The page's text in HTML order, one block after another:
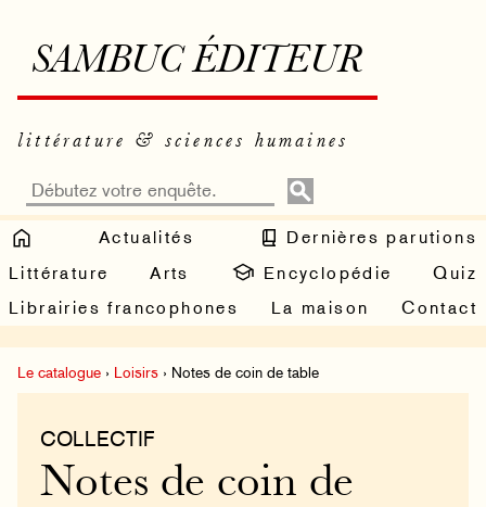
SAMBUC ÉDITEUR
littérature & sciences humaines
Actualités
Dernières parutions
Littérature
Arts Encyclopédie
Quiz
Librairies francophones
La maison Contact
Le catalogue › Loisirs › Notes de coin de table
COLLECTIF
Notes de coin de